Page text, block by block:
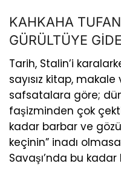
KAHKAHA
GÜRÜLTÜYE
Tarih, Stalin’i
sayısız kitap,
safsatalara göre;
faşizminden çok
kadar barbar ve
keçinin” inadı
Savaşı’nda bu